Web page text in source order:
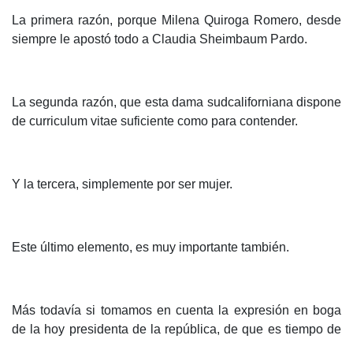
La primera razón, porque Milena Quiroga Romero, desde
siempre le apostó todo a Claudia Sheimbaum Pardo.
La segunda razón, que esta dama sudcaliforniana dispone
de curriculum vitae suficiente como para contender.
Y la tercera, simplemente por ser mujer.
Este último elemento, es muy importante también.
Más todavía si tomamos en cuenta la expresión en boga
de la hoy presidenta de la república, de que es tiempo de